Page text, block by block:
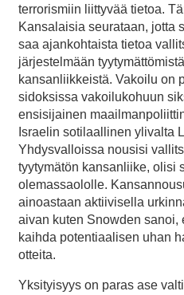
terrorismiin liittyvää tietoa.
Kansalaisia seurataan, jotta
saa ajankohtaista tietoa
järjestelmään
kansanliikkeistä. Vakoilu on
sidoksissa vakoilukohuun
ensisijainen
Israelin sotilaallinen ylivalta
Yhdysvalloissa nousisi
tyytymätön kansanliike, olisi
olemassaololle.
ainoastaan aktiivisella
aivan kuten Snowden sanoi,
kaihda potentiaalisen uhan
otteita.
Yksityisyys on paras ase